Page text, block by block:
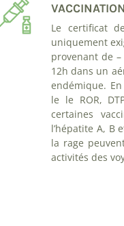
Le certificat
uniquement
provenant de
12h dans un
endémique.
le le ROR,
certaines
l’hépatite A, B
la rage
activités des